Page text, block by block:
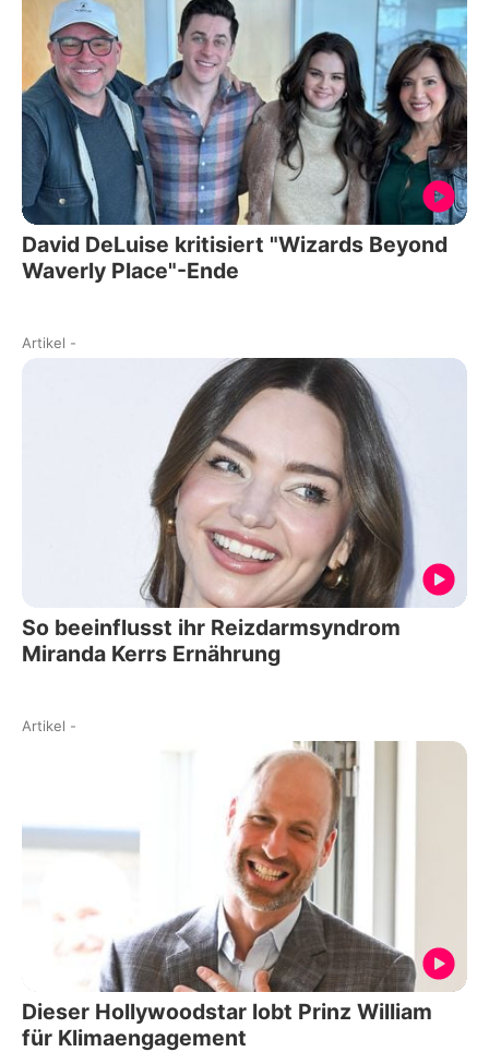
David DeLuise kritisiert "Wizards Beyond
Waverly Place"-Ende
Artikel -
So beeinflusst ihr Reizdarmsyndrom
Miranda Kerrs Ernährung
Artikel -
Dieser Hollywoodstar lobt Prinz William
für Klimaengagement